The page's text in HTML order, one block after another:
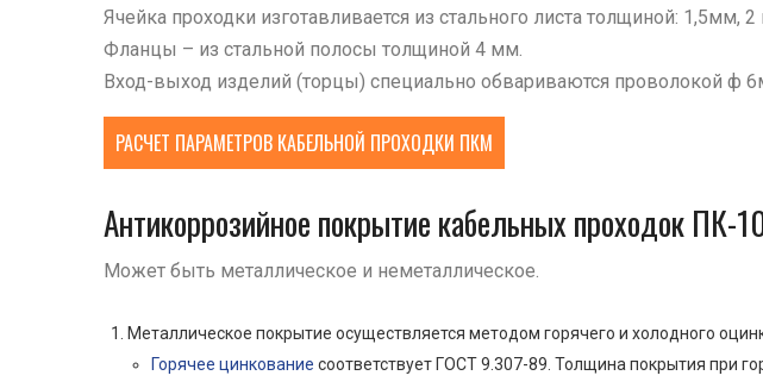
Ячейка проходки изготавливается из стального листа толщиной: 1,5мм,
Фланцы – из стальной полосы толщиной 4 мм.
Вход-выход изделий (торцы) специально обвариваются проволокой ф
РАСЧЕТ ПАРАМЕТРОВ КАБЕЛЬНОЙ ПРОХОДКИ ПКМ
Антикоррозийное покрытие кабельных проходок ПК-
Может быть металлическое и неметаллическое.
Металлическое покрытие осуществляется методом горячего и холодного
Горячее цинкование соответствует ГОСТ 9.307-89. Толщина покрытия при